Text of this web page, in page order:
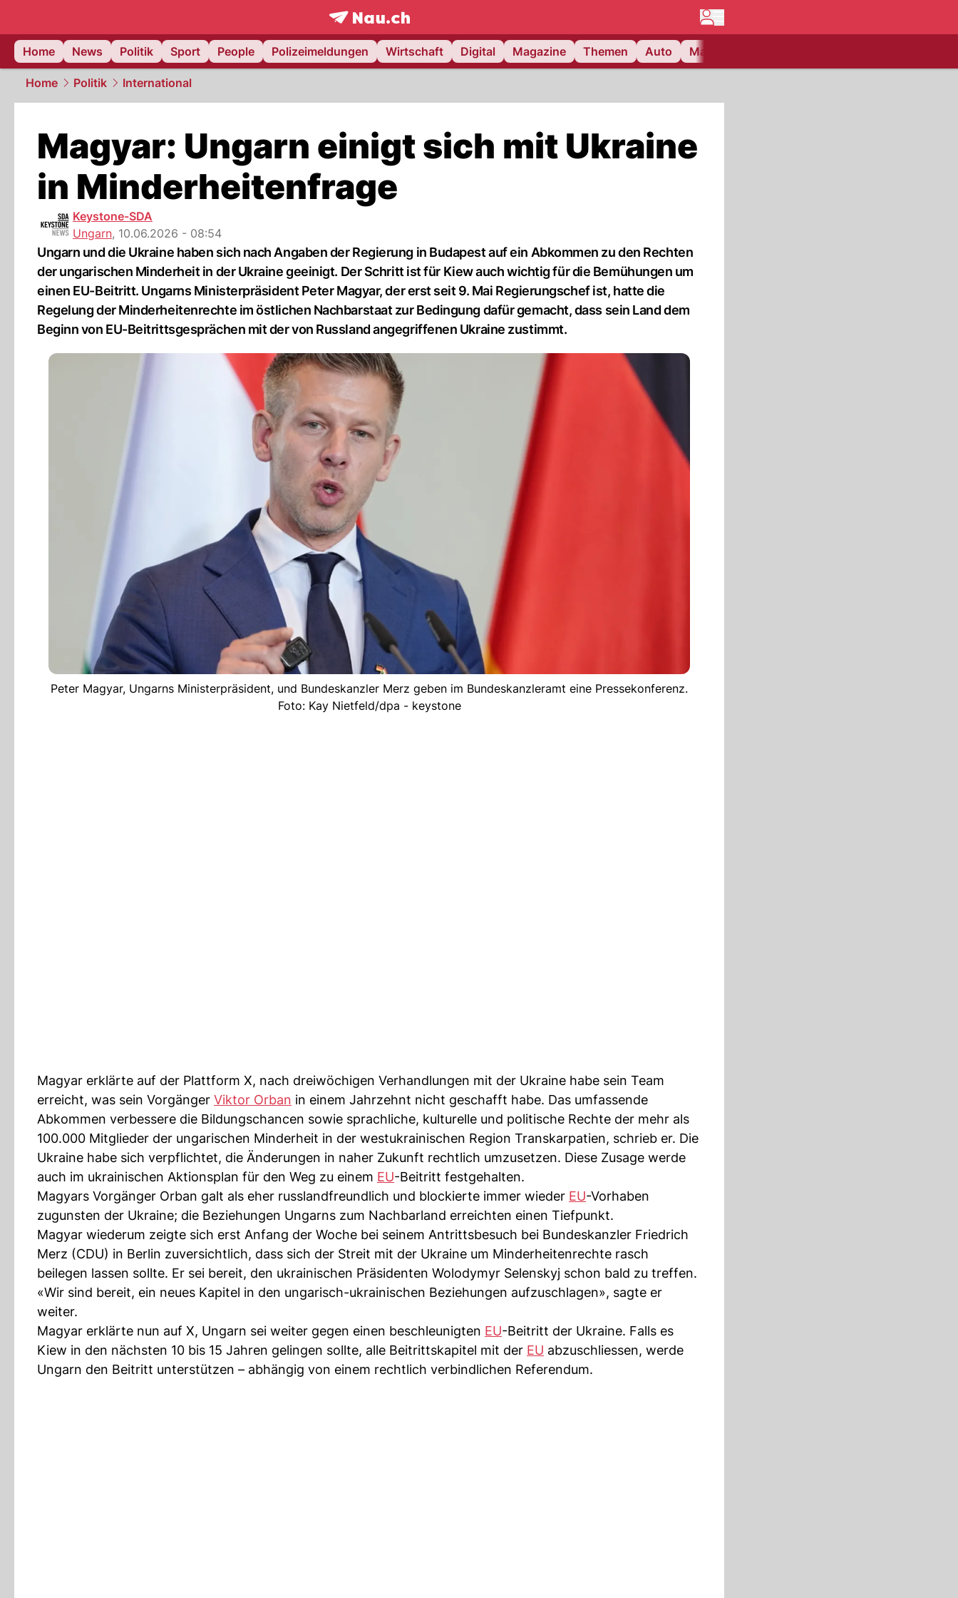
frontpage.NAU.ch
Home
News Politik Sport People Polizeimeldungen Wirtschaft Digital Magazine Themen Auto Matchcenter
Home Politik International
Magyar: Ungarn einigt sich mit Ukraine
in Minderheitenfrage
Keystone-SDA
Ungarn, 10.06.2026 - 08:54
Ungarn und die Ukraine haben sich nach Angaben der Regierung in Budapest auf ein Abkommen zu den Rechten
der ungarischen Minderheit in der Ukraine geeinigt. Der Schritt ist für Kiew auch wichtig für die Bemühungen um
einen EU-Beitritt. Ungarns Ministerpräsident Peter Magyar, der erst seit 9. Mai Regierungschef ist, hatte die
Regelung der Minderheitenrechte im östlichen Nachbarstaat zur Bedingung dafür gemacht, dass sein Land dem
Beginn von EU-Beitrittsgesprächen mit der von Russland angegriffenen Ukraine zustimmt.
Peter Magyar, Ungarns Ministerpräsident, und Bundeskanzler Merz geben im Bundeskanzleramt eine Pressekonferenz.
Foto: Kay Nietfeld/dpa - keystone
Magyar erklärte auf der Plattform X, nach dreiwöchigen Verhandlungen mit der Ukraine habe sein Team
erreicht, was sein Vorgänger Viktor Orban in einem Jahrzehnt nicht geschafft habe. Das umfassende
Abkommen verbessere die Bildungschancen sowie sprachliche, kulturelle und politische Rechte der mehr als
100.000 Mitglieder der ungarischen Minderheit in der westukrainischen Region Transkarpatien, schrieb er. Die
Ukraine habe sich verpflichtet, die Änderungen in naher Zukunft rechtlich umzusetzen. Diese Zusage werde
auch im ukrainischen Aktionsplan für den Weg zu einem EU-Beitritt festgehalten.
Magyars Vorgänger Orban galt als eher russlandfreundlich und blockierte immer wieder EU-Vorhaben
zugunsten der Ukraine; die Beziehungen Ungarns zum Nachbarland erreichten einen Tiefpunkt.
Magyar wiederum zeigte sich erst Anfang der Woche bei seinem Antrittsbesuch bei Bundeskanzler Friedrich
Merz (CDU) in Berlin zuversichtlich, dass sich der Streit mit der Ukraine um Minderheitenrechte rasch
beilegen lassen sollte. Er sei bereit, den ukrainischen Präsidenten Wolodymyr Selenskyj schon bald zu treffen.
«Wir sind bereit, ein neues Kapitel in den ungarisch-ukrainischen Beziehungen aufzuschlagen», sagte er
weiter.
Magyar erklärte nun auf X, Ungarn sei weiter gegen einen beschleunigten EU-Beitritt der Ukraine. Falls es
Kiew in den nächsten 10 bis 15 Jahren gelingen sollte, alle Beitrittskapitel mit der EU abzuschliessen, werde
Ungarn den Beitritt unterstützen – abhängig von einem rechtlich verbindlichen Referendum.